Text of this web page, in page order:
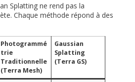
Splatting ne rend pas la
Chaque méthode répond à des
Photogrammé
trie
Traditionnelle
(Terra Mesh)
Gaussian
Splatting
(Terra GS)